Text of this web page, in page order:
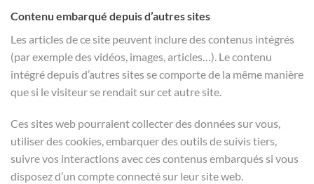
Contenu embarqué depuis d’autres sites
Les articles de ce site peuvent inclure des contenus intégrés
(par exemple des vidéos, images, articles…). Le contenu
intégré depuis d’autres sites se comporte de la même manière
que si le visiteur se rendait sur cet autre site.
Ces sites web pourraient collecter des données sur vous,
utiliser des cookies, embarquer des outils de suivis tiers,
suivre vos interactions avec ces contenus embarqués si vous
disposez d’un compte connecté sur leur site web.